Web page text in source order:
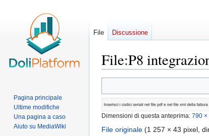
File:P8
alla
navigazione
alla
ricerca
Dimensioni di questa anteprima: 790 ×
File originale (1 257 × 43 pixel,
File Discussione
Pagina principale
Ultime modifiche
Una pagina a caso
Aiuto su MediaWiki